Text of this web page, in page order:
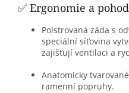
✅ Ergonomie a
Polstrovaná záda s
speciální síťovina
zajišťují ventilaci a
Anatomicky
ramenní popruhy.